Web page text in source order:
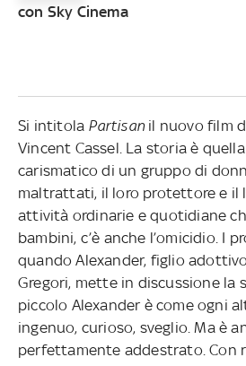
con Sky Cinema
Si intitola Partisanil nuovo film
Vincent Cassel. La storia è
carismatico di un gruppo di
maltrattati, il loro protettore e il
attività ordinarie e quotidiane
bambini, c’è anche l’omicidio. I
quando Alexander, figlio
Gregori, mette in discussione la
piccolo Alexander è come ogni
ingenuo, curioso, sveglio. Ma è
perfettamente addestrato. Con